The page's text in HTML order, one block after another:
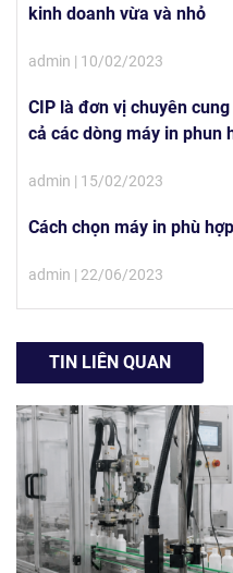
kinh doanh vừa và nhỏ
admin | 10/02/2023
CIP là đơn vị chuyên
cả các dòng máy in phun
admin | 15/02/2023
Cách chọn máy in phù
admin | 22/06/2023
TIN LIÊN QUAN